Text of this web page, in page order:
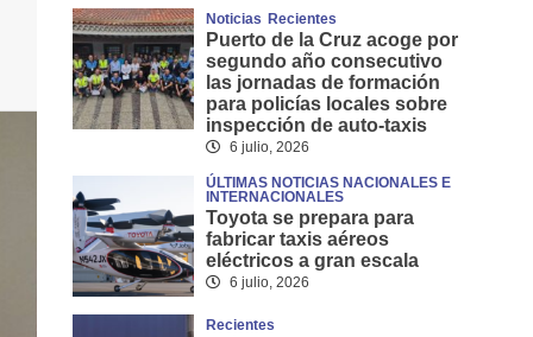
Noticias Recientes
Puerto de la Cruz acoge por
segundo año consecutivo
las jornadas de formación
para policías locales sobre
inspección de auto-taxis
6 julio, 2026
ÚLTIMAS NOTICIAS NACIONALES E
INTERNACIONALES
Toyota se prepara para
fabricar taxis aéreos
eléctricos a gran escala
6 julio, 2026
Recientes